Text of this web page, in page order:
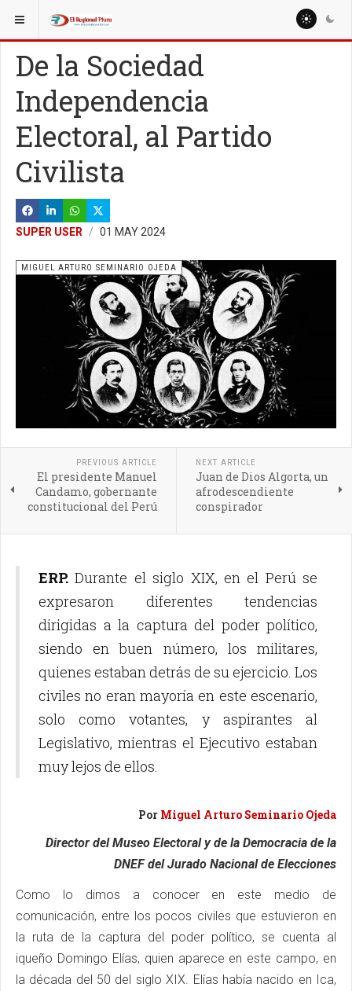
ESTÁ AQUÍ: COLUMNISTAS
De la Sociedad
Independencia
Electoral, al Partido
Civilista
SUPER USER 01 MAY 2024
MIGUEL ARTURO SEMINARIO OJEDA
PREVIOUS ARTICLE
El presidente Manuel
Candamo, gobernante
constitucional del Perú
NEXT ARTICLE
Juan de Dios Algorta, un
afrodescendiente
conspirador
ERP. Durante el siglo XIX, en el Perú se
expresaron diferentes tendencias
dirigidas a la captura del poder político,
siendo en buen número, los militares,
quienes estaban detrás de su ejercicio. Los
civiles no eran mayoría en este escenario,
solo como votantes, y aspirantes al
Legislativo, mientras el Ejecutivo estaban
muy lejos de ellos.
Por Miguel Arturo Seminario Ojeda
Director del Museo Electoral y de la Democracia de la
DNEF del Jurado Nacional de Elecciones
Como lo dimos a conocer en este medio de
comunicación, entre los pocos civiles que estuvieron en
la ruta de la captura del poder político, se cuenta al
iqueño Domingo Elías, quien aparece en este campo, en
la década del 50 del siglo XIX. Elías había nacido en Ica,